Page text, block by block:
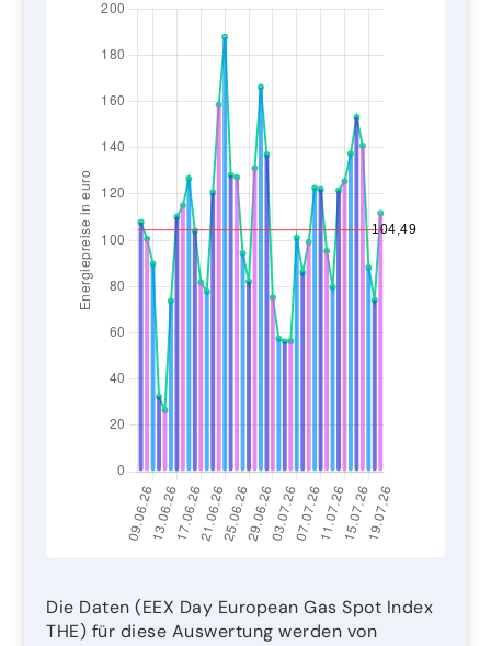
Die Daten (EEX Day European Gas Spot Index
THE) für diese Auswertung werden von